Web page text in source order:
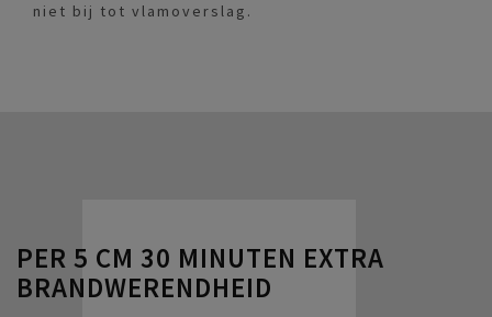
niet bij tot vlamoverslag.
PER 5 CM 30 MINUTEN EXTRA
BRANDWERENDHEID